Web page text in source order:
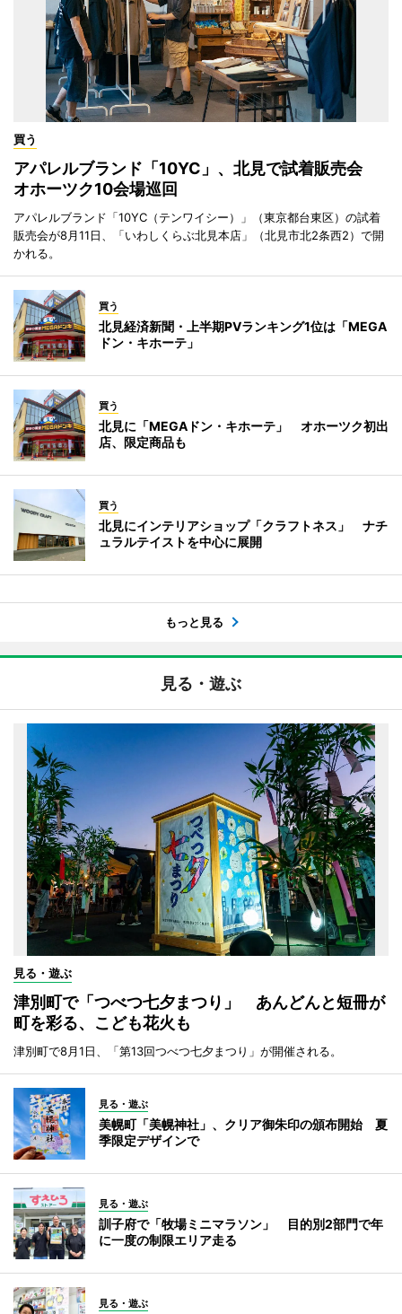
買う
アパレルブランド「10YC」、北見で試着販売会
オホーツク10会場巡回
アパレルブランド「10YC（テンワイシー）」（東京都台東区）の試着
販売会が8月11日、「いわしくらぶ北見本店」（北見市北2条西2）で開
かれる。
買う
北見経済新聞・上半期PVランキング1位は「MEGA
ドン・キホーテ」
買う
北見に「MEGAドン・キホーテ」 オホーツク初出
店、限定商品も
買う
北見にインテリアショップ「クラフトネス」 ナチ
ュラルテイストを中心に展開
もっと見る
見る・遊ぶ
見る・遊ぶ
津別町で「つべつ七夕まつり」 あんどんと短冊が
町を彩る、こども花火も
津別町で8月1日、「第13回つべつ七夕まつり」が開催される。
見る・遊ぶ
美幌町「美幌神社」、クリア御朱印の頒布開始 夏
季限定デザインで
見る・遊ぶ
訓子府で「牧場ミニマラソン」 目的別2部門で年
に一度の制限エリア走る
見る・遊ぶ